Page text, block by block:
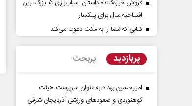
فروش خیره‌کننده داستان اسباب‌بازی ۵؛ بزرگ‌ترین
افتتاحیه سال برای پیکسار
کتابی که شما را به مکث دعوت می‌کند
پربازدید پربحث
امیرحسین بهداد به عنوان سرپرست هیئت
کوهنوردی و صعودهای ورزشی آذربایجان شرقی
دکتر حسین قرایی - مدیر کل
رسانه ملی